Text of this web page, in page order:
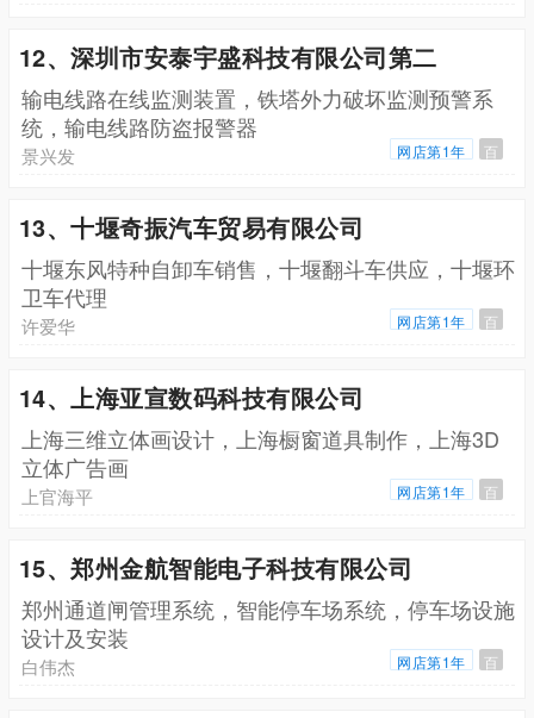
12、深圳市安泰宇盛科技有限公司第二
输电线路在线监测装置，铁塔外力破坏监测预警系
统，输电线路防盗报警器
景兴发 网店第1年 百
13、十堰奇振汽车贸易有限公司
十堰东风特种自卸车销售，十堰翻斗车供应，十堰环
卫车代理
许爱华 网店第1年 百
14、上海亚宣数码科技有限公司
上海三维立体画设计，上海橱窗道具制作，上海3D
立体广告画
上官海平 网店第1年 百
15、郑州金航智能电子科技有限公司
郑州通道闸管理系统，智能停车场系统，停车场设施
设计及安装
白伟杰 网店第1年 百